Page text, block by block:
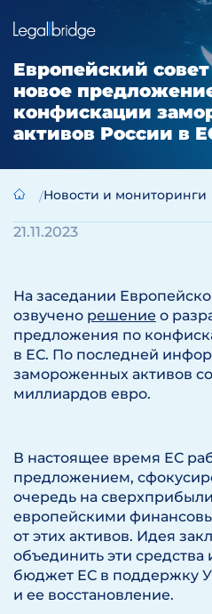
Европейский
новое
конфискации
активов России в
Новости и мониторинги
21.11.2023
На заседании
озвучено решение о
предложения по
в ЕС. По последней
замороженных активов
миллиардов евро.
В настоящее время ЕС
предложением,
очередь на
европейскими
от этих активов. Идея
объединить эти средства
бюджет ЕС в поддержку
и ее восстановление.